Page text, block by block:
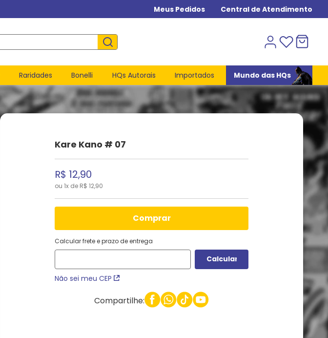
Meus Pedidos Central de Atendimento
Raridades Bonelli HQs Autorais Importados Mundo das HQs
Kare Kano # 07
R$ 12,90
ou 1x de R$ 12,90
comprar
Calcular frete e prazo de entrega
Não sei meu CEP
Compartilhe: